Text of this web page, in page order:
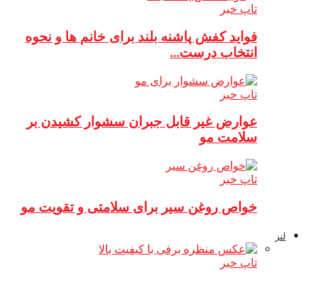
تاپ خبر
فواید کفش پاشنه بلند برای خانم ها و نحوه
انتخاب درست…
تاپ خبر
عوارض غیر قابل جبران سشوار کشیدن بر
سلامت مو
تاپ خبر
خواص روغن سیر برای سلامتی و تقویت مو
لنز
تاپ خبر